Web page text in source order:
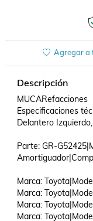
Agregar a
Descripción
MUCARefacciones
Especificaciones
Delantero
Parte: GR-
Marca:
Marca:
Marca:
Marca: